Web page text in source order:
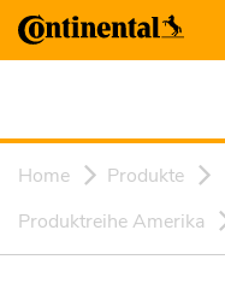
Home Produkte
Produktreihe Amerika